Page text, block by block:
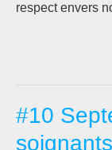
respect envers
#10